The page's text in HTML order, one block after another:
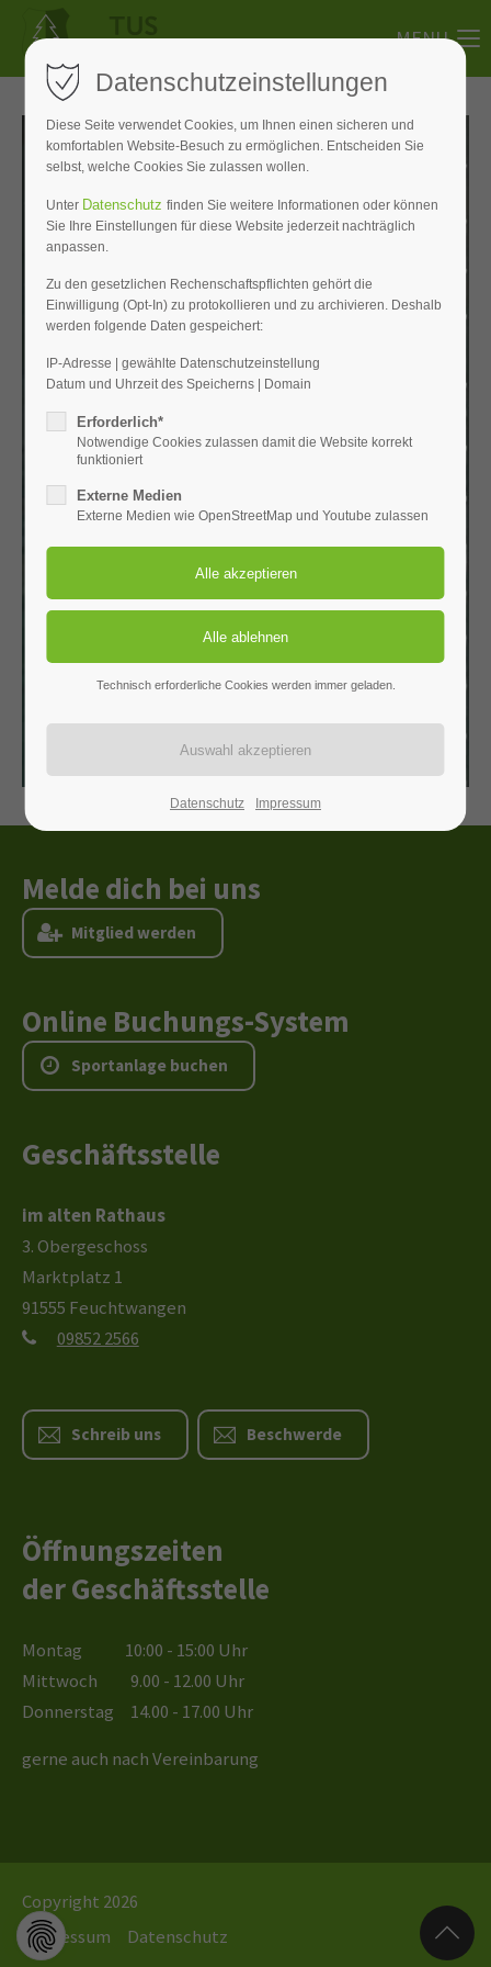
MENU
Melde dich bei uns
Mitgliedwerden
Online Buchungs-System
Sportanlage buchen
Geschäftsstelle
im alten Rathaus
3. Obergeschoss
Marktplatz 1
91555 Feuchtwangen
09852 2566
Schreib uns Beschwerde
Öffnungszeiten
der Geschäftsstelle
Montag 10:00 - 15:00 Uhr
Mittwoch 9.00 - 12.00 Uhr
Donnerstag 14.00 - 17.00 Uhr
gerne auch nach Vereinbarung
Copyright 2026
Impressum
Datenschutz
Datenschutzeinstellungen
Diese Seite verwendet Cookies, um Ihnen einen sicheren und
komfortablen Website-Besuch zu ermöglichen. Entscheiden Sie
selbst, welche Cookies Sie zulassen wollen.
Unter Datenschutzfinden Sie weitere Informationen oder können
Sie Ihre Einstellungen für diese Website jederzeit nachträglich
anpassen.
Zu den gesetzlichen Rechenschaftspflichten gehört die
Einwilligung (Opt-In) zu protokollieren und zu archivieren. Deshalb
werden folgende Daten gespeichert:
IP-Adresse | gewählte Datenschutzeinstellung
Datum und Uhrzeit des Speicherns | Domain
Erforderlich*
Notwendige Cookies zulassen damit die Website korrekt
funktioniert
Externe Medien
Externe Medien wie OpenStreetMap und Youtube zulassen
Technisch erforderliche Cookies werden immer geladen.
Datenschutz Impressum